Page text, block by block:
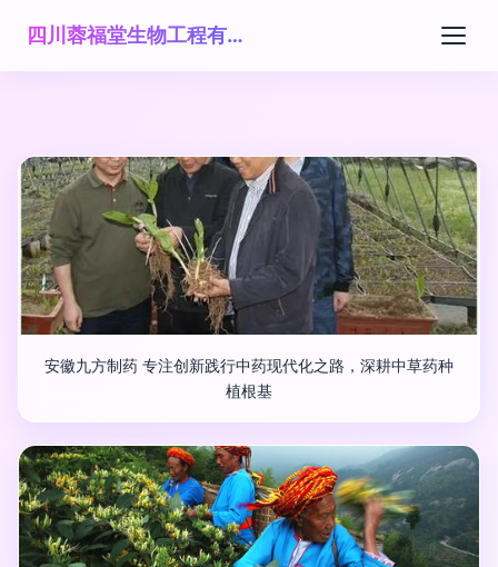
四川蓉福堂生物工程有限公司
安徽九方制药 专注创新践行中药现代化之路，深耕中草药种
植根基